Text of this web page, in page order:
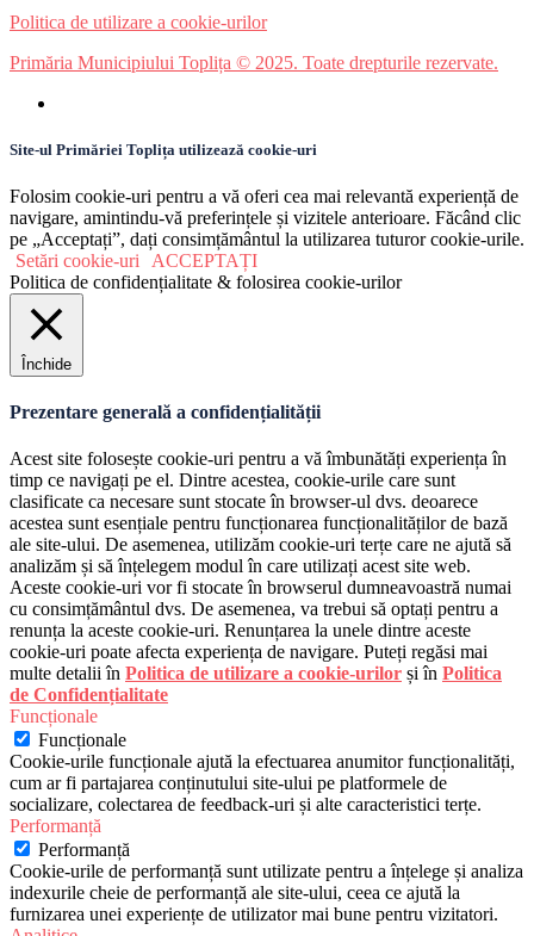
Politica de utilizare a cookie-urilor
Primăria Municipiului Toplița © 2025. Toate drepturile rezervate.
Site-ul Primăriei Toplița utilizează cookie-uri
Folosim cookie-uri pentru a vă oferi cea mai relevantă experiență de
navigare, amintindu-vă preferințele și vizitele anterioare. Făcând clic
pe „Acceptați”, dați consimțământul la utilizarea tuturor cookie-urile.
Setări cookie-uri
ACCEPTAȚI
Politica de confidențialitate & folosirea cookie-urilor
Închide
Prezentare generală a confidențialității
Acest site folosește cookie-uri pentru a vă îmbunătăți experiența în
timp ce navigați pe el. Dintre acestea, cookie-urile care sunt
clasificate ca necesare sunt stocate în browser-ul dvs. deoarece
acestea sunt esențiale pentru funcționarea funcționalităților de bază
ale site-ului. De asemenea, utilizăm cookie-uri terțe care ne ajută să
analizăm și să înțelegem modul în care utilizați acest site web.
Aceste cookie-uri vor fi stocate în browserul dumneavoastră numai
cu consimțământul dvs. De asemenea, va trebui să optați pentru a
renunța la aceste cookie-uri. Renunțarea la unele dintre aceste
cookie-uri poate afecta experiența de navigare. Puteți regăsi mai
multe detalii în Politica de utilizare a cookie-urilor și în Politica
de Confidențialitate
Funcționale
Funcționale
Cookie-urile funcționale ajută la efectuarea anumitor funcționalități,
cum ar fi partajarea conținutului site-ului pe platformele de
socializare, colectarea de feedback-uri și alte caracteristici terțe.
Performanță
Performanță
Cookie-urile de performanță sunt utilizate pentru a înțelege și analiza
indexurile cheie de performanță ale site-ului, ceea ce ajută la
furnizarea unei experiențe de utilizator mai bune pentru vizitatori.